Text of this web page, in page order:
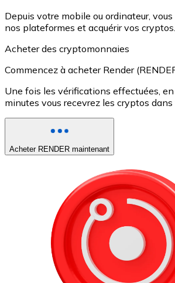
Depuis votre mobile ou ordinateur,
nos plateformes et acquérir vos cryptos.
Acheter des cryptomonnaies
Commencez à acheter Render
Une fois les vérifications effectuées,
minutes vous recevrez les cryptos
Acheter RENDER maintenant